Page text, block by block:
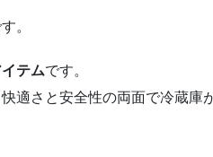
。
テムです。
適さと安全性の両面で冷蔵庫